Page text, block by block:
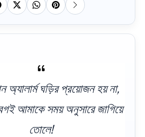
অ্যালার্ম ঘড়ির প্রয়োজন হয় না,
আমাকে সময় অনুসারে জাগিয়ে
তোলে!